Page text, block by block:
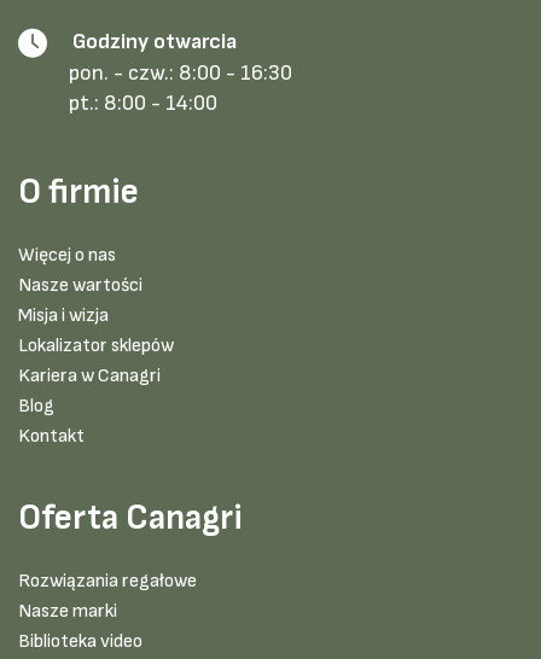
Godziny otwarcia
pon. - czw.: 8:00 - 16:30
pt.: 8:00 - 14:00
O firmie
Więcej o nas
Nasze wartości
Misja i wizja
Lokalizator sklepów
Kariera w Canagri
Blog
Kontakt
Oferta Canagri
Rozwiązania regałowe
Nasze marki
Biblioteka video